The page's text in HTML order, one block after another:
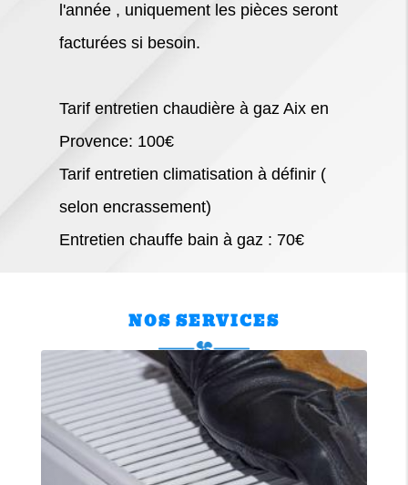
l'année , uniquement les pièces seront
facturées si besoin.
Tarif entretien chaudière à gaz Aix en
Provence: 100€
Tarif entretien climatisation à définir (
selon encrassement)
Entretien chauffe bain à gaz : 70€
NOS SERVICES